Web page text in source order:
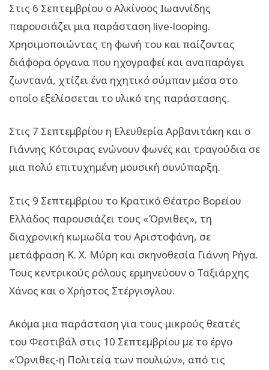
Στις 6 Σεπτεμβρίου ο Αλκίνοος Ιωαννίδης
παρουσιάζει μια παράσταση live-looping.
Χρησιμοποιώντας τη φωνή του και παίζοντας
διάφορα όργανα που ηχογραφεί και αναπαράγει
ζωντανά, χτίζει ένα ηχητικό σύμπαν μέσα στο
οποίο εξελίσσεται το υλικό της παράστασης.
Στις 7 Σεπτεμβρίου η Ελευθερία Αρβανιτάκη και ο
Γιάννης Κότσιρας ενώνουν φωνές και τραγούδια σε
μια πολύ επιτυχημένη μουσική συνύπαρξη.
Στις 9 Σεπτεμβρίου το Κρατικό Θέατρο Βορείου
Ελλάδος παρουσιάζει τους «Όρνιθες», τη
διαχρονική κωμωδία του Αριστοφάνη, σε
μετάφραση Κ. Χ. Μύρη και σκηνοθεσία Γιάννη Ρήγα.
Τους κεντρικούς ρόλους ερμηνεύουν ο Ταξιάρχης
Χάνος και ο Χρήστος Στέργιογλου.
Ακόμα μια παράσταση για τους μικρούς θεατές
του Φεστιβάλ στις 10 Σεπτεμβρίου με το έργο
«Όρνιθες-η Πολιτεία των πουλιών», από τις